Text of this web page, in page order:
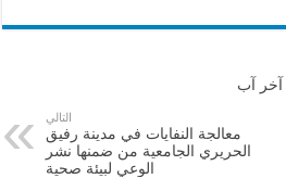
آخر آب
التالي
معالجة النفايات في مدينة رفيق
الحريري الجامعية من ضمنها نشر
الوعي لبيئة صحية